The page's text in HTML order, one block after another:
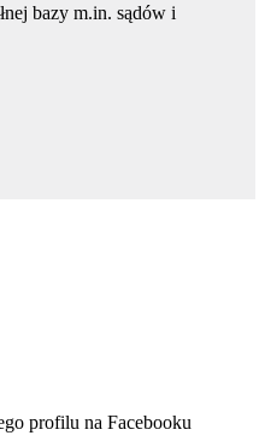
bazy m.in. sądów i
karcie
profilu na Facebooku